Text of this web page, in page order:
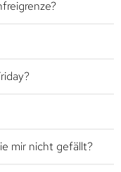
mir nicht gefällt?